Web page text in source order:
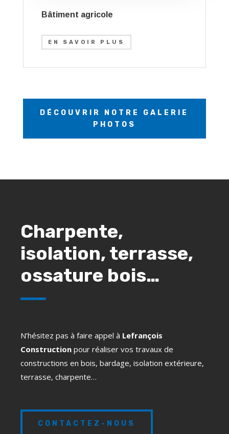
Bâtiment agricole
EN SAVOIR PLUS
DÉCOUVRIR NOTRE GALERIE
PHOTOS
Charpente,
isolation, terrasse,
ossature bois…
N’hésitez pas à faire appel à Lefrançois
Construction pour réaliser vos travaux de
constructions en bois, bardage, isolation extérieure,
terrasse, charpente…
CONTACTEZ-NOUS